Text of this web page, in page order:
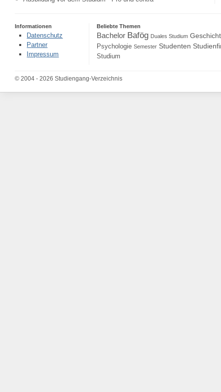
Informationen
Datenschutz
Partner
Impressum
Beliebte Themen
Bachelor Bafög Duales Studium
Psychologie Semester Studenten
Studium
© 2004 - 2026 Studiengang-Verzeichnis